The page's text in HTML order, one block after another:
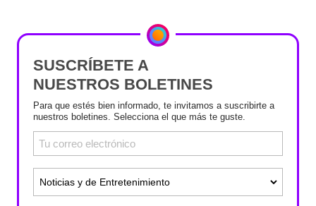
SUSCRÍBETE A
NUESTROS BOLETINES
Para que estés bien informado, te invitamos a suscribirte a
nuestros boletines. Selecciona el que más te guste.